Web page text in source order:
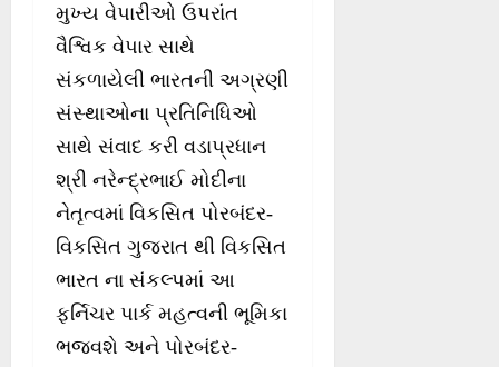
મુખ્ય વેપારીઓ ઉપરાંત
વૈશ્વિક વેપાર સાથે
સંકળાયેલી ભારતની અગ્રણી
સંસ્થાઓના પ્રતિનિધિઓ
સાથે સંવાદ કરી વડાપ્રધાન
શ્રી નરેન્દ્રભાઈ મોદીના
નેતૃત્વમાં વિકસિત પોરબંદર-
વિકસિત ગુજરાત થી વિકસિત
ભારત ના સંકલ્પમાં આ
ફર્નિચર પાર્ક મહત્વની ભૂમિકા
ભજવશે અને પોરબંદર-